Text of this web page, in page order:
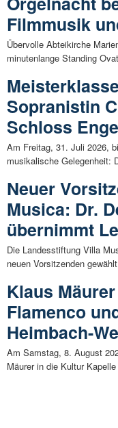
Filmmusik
Übervolle Abteikirche
minutenlange Standing
Sopranistin
Schloss
Am Freitag, 31. Juli 2026,
musikalische Gelegenheit:
Neuer
Musica: Dr.
übernimmt
Die Landesstiftung Villa
neuen Vorsitzenden
Klaus
Flamenco
Heimbach-
Am Samstag, 8. August
Mäurer in die Kultur